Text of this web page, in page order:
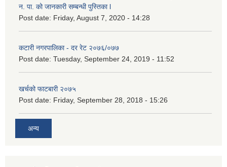
न. पा. को जानकारी सम्बन्धी पुस्तिका l
Post date: Friday, August 7, 2020 - 14:28
कटारी नगरपालिका - दर रेट २०७६/०७७
Post date: Tuesday, September 24, 2019 - 11:52
खर्चको फाटबारी २०७५
Post date: Friday, September 28, 2018 - 15:26
अन्य